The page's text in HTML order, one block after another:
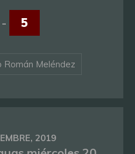
- 5
Román Meléndez
2019